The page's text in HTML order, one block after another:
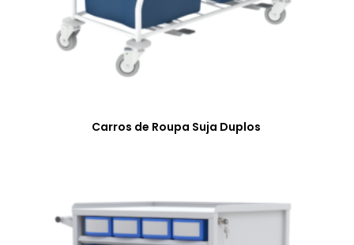
Carros de Roupa Suja Duplos